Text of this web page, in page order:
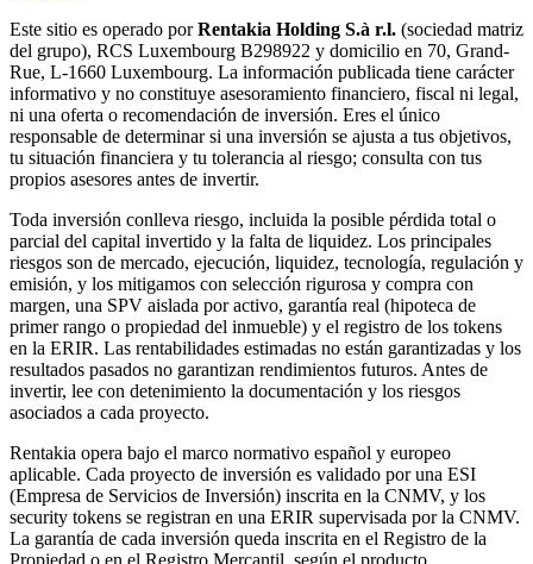
Este sitio es operado porRentakia Holding S.à r.l. (sociedad matriz
del grupo), RCS Luxembourg B298922 y domicilio en 70, Grand-
Rue, L-1660 Luxembourg. La información publicada tiene carácter
informativo y no constituye asesoramiento financiero, fiscal ni legal,
ni una oferta o recomendación de inversión. Eres el único
responsable de determinar si una inversión se ajusta a tus objetivos,
tu situación financiera y tu tolerancia al riesgo; consulta con tus
propios asesores antes de invertir.
Toda inversión conlleva riesgo, incluida la posible pérdida total o
parcial del capital invertido y la falta de liquidez. Los principales
riesgos son de mercado, ejecución, liquidez, tecnología, regulación y
emisión, y los mitigamos con selección rigurosa y compra con
margen, una SPV aislada por activo, garantía real (hipoteca de
primer rango o propiedad del inmueble) y el registro de los tokens
en la ERIR. Las rentabilidades estimadas no están garantizadas y los
resultados pasados no garantizan rendimientos futuros. Antes de
invertir, lee con detenimiento la documentación y los riesgos
asociados a cada proyecto.
Rentakia opera bajo el marco normativo español y europeo
aplicable. Cada proyecto de inversión es validado por una ESI
(Empresa de Servicios de Inversión) inscrita en la CNMV, y los
security tokens se registran en una ERIR supervisada por la CNMV.
La garantía de cada inversión queda inscrita en el Registro de la
Propiedad o en el Registro Mercantil, según el producto.